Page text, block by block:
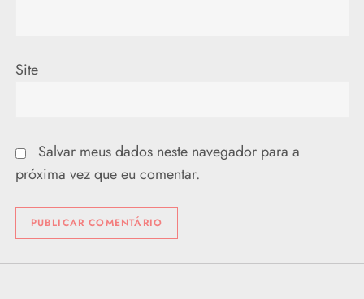
Site
Salvar meus dados neste navegador para a
próxima vez que eu comentar.